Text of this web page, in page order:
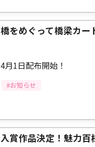
橋をめぐって橋梁カ
4月1日配布開始！
#お知らせ
入賞作品決定！魅力